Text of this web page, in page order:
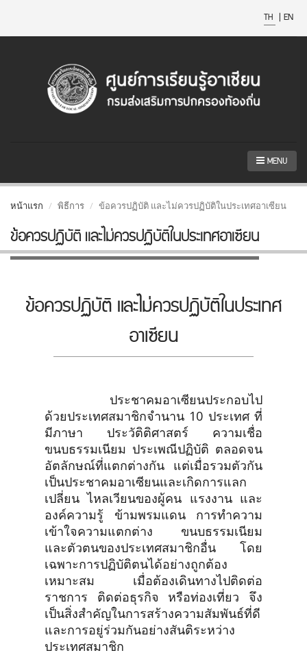
TH | EN
MENU
หน้าแรก พิธีการ ข้อควรปฏิบัติ และไม่ควรปฏิบัติในประเทศอาเซียน
ข้อควรปฏิบัติ และไม่ควรปฏิบัติในประเทศอาเซียน
ข้อควรปฏิบัติ และไม่ควรปฏิบัติในประเทศ
อาเซียน
ประชาคมอาเซียนประกอบไป
ด้วยประเทศสมาชิกจำนาน 10 ประเทศ ที่
มีภาษา ประวัติติศาสตร์ ความเชื่อ
ขนบธรรมเนียม ประเพณีปฏิบัติ ตลอดจน
อัตลักษณ์ที่แตกต่างกัน แต่เมื่อรวมตัวกัน
เป็นประชาคมอาเซียนและเกิดการแลก
เปลี่ยน ไหลเวียนของผู้คน แรงงาน และ
องค์ความรู้ ข้ามพรมแดน การทำความ
เข้าใจความแตกต่าง ขนบธรรมเนียม
และตัวตนของประเทศสมาชิกอื่น โดย
เฉพาะการปฏิบัติตนได้อย่างถูกต้อง
เหมาะสม เมื่อต้องเดินทางไปติดต่อ
ราชการ ติดต่อธุรกิจ หรือท่องเที่ยว จึง
เป็นสิ่งสำคัญในการสร้างความสัมพันธ์ที่ดี
และการอยู่ร่วมกันอย่างสันติระหว่าง
ประเทศสมาชิก